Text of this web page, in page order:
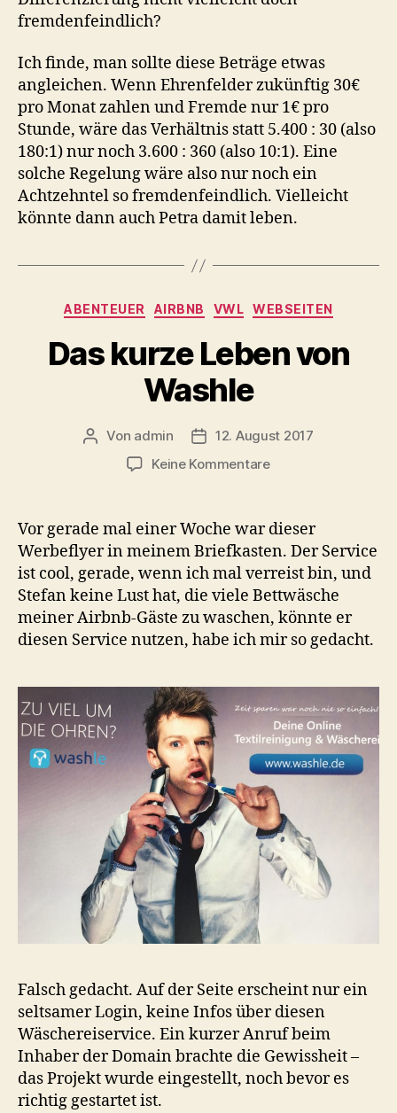
fremdenfeindlich?
Ich finde, man sollte diese Beträge etwas
angleichen. Wenn Ehrenfelder zukünftig 30€
pro Monat zahlen und Fremde nur 1€ pro
Stunde, wäre das Verhältnis statt 5.400 : 30 (also
180:1) nur noch 3.600 : 360 (also 10:1). Eine
solche Regelung wäre also nur noch ein
Achtzehntel so fremdenfeindlich. Vielleicht
könnte dann auch Petra damit leben.
Kategorien
ABENTEUER AIRBNB VWL WEBSEITEN
Das kurze Leben von
Washle
Beitragsautor
Von admin Beitragsdatum
12. August 2017
Keine Kommentarezu
Leben
von
Washle
Vor gerade mal einer Woche war dieser
Werbeflyer in meinem Briefkasten. Der Service
ist cool, gerade, wenn ich mal verreist bin, und
Stefan keine Lust hat, die viele Bettwäsche
meiner Airbnb-Gäste zu waschen, könnte er
diesen Service nutzen, habe ich mir so gedacht.
Falsch gedacht. Auf der Seite erscheint nur ein
seltsamer Login, keine Infos über diesen
Wäschereiservice. Ein kurzer Anruf beim
Inhaber der Domain brachte die Gewissheit –
das Projekt wurde eingestellt, noch bevor es
richtig gestartet ist.